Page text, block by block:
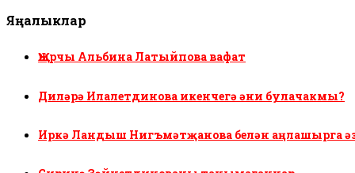
Яңалыклар
Җырчы Альбина Латыйпова вафат
Диләрә Илалетдинова икенчегә әни булачакмы?
Иркә Ландыш Нигъмәтҗанова белән аңлашырга